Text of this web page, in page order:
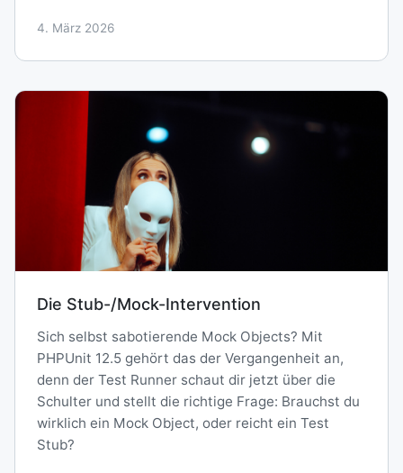
4. März 2026
Die Stub-/Mock-Intervention
Sich selbst sabotierende Mock Objects? Mit
PHPUnit 12.5 gehört das der Vergangenheit an,
denn der Test Runner schaut dir jetzt über die
Schulter und stellt die richtige Frage: Brauchst du
wirklich ein Mock Object, oder reicht ein Test
Stub?